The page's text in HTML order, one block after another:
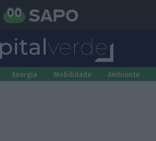
Energia Mobilidade Ambiente